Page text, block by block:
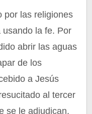
por las religiones
la fe. Por
abrir las aguas
de los
a Jesús
al tercer
se le adjudican,